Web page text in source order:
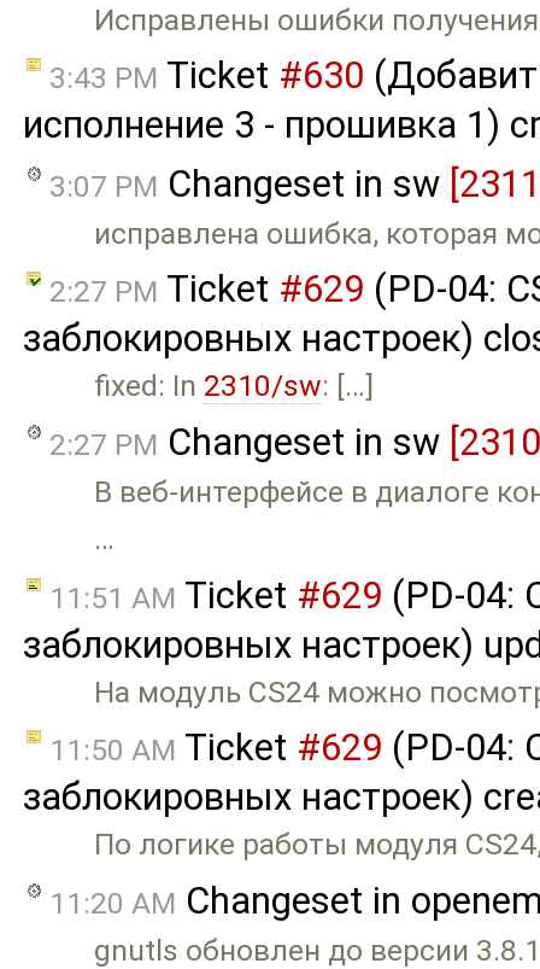
Исправлены ошибки
3:43 PM Ticket #630
исполнение 3 - прошивка 1)
3:07 PM Changeset in sw
исправлена ошибка, которая
2:27 PM Ticket #629 (PD-04:
заблокировных настроек)
fixed: In 2310/sw: […]
2:27 PM Changeset in sw
В веб-интерфейсе в диалоге
…
11:51 AM Ticket #629 (PD-04:
заблокировных настроек)
На модуль CS24 можно
11:50 AM Ticket #629 (PD-04:
заблокировных настроек)
По логике работы модуля
11:20 AM Changeset in
gnutls обновлен до версии